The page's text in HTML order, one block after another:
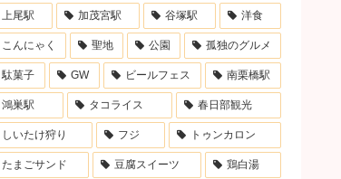
上尾駅 加茂宮駅 谷塚駅 洋食
こんにゃく 聖地 公園 孤独のグルメ
駄菓子 GW ビールフェス 南栗橋駅
鴻巣駅 タコライス 春日部観光
しいたけ狩り フジ トゥンカロン
たまごサンド 豆腐スイーツ 鶏白湯